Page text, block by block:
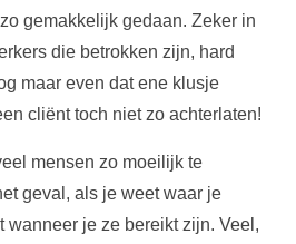
gemakkelijk gedaan. Zeker in
die betrokken zijn, hard
maar even dat ene klusje
cliënt toch niet zo achterlaten!
mensen zo moeilijk te
geval, als je weet waar je
wanneer je ze bereikt zijn. Veel,